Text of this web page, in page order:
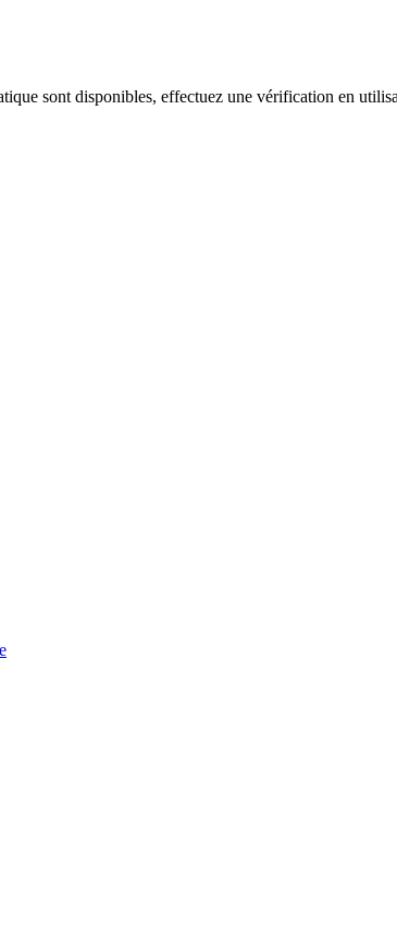
sont disponibles, effectuez une vérification en